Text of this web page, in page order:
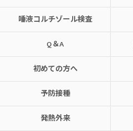
唾液コルチゾール検査
Q＆A
初めての方へ
予防接種
発熱外来